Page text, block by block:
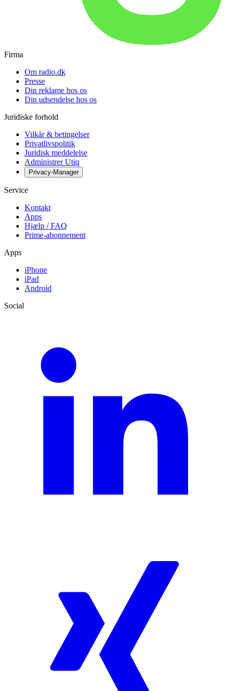
Firma
Om radio.dk
Presse
Din reklame hos os
Din udsendelse hos os
Juridiske forhold
Vilkår & betingelser
Privatlivspolitik
Juridisk meddelelse
Administrer Utiq
Privacy-Manager
Service
Kontakt
Apps
Hjælp / FAQ
Prime-abonnement
Apps
iPhone
iPad
Android
Social